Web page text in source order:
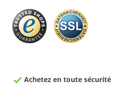
Achetez en toute sécurité